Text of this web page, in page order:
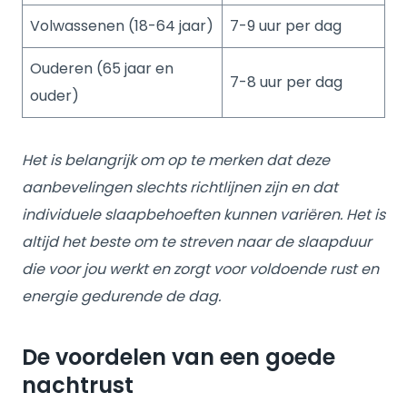
Volwassenen (18-64 jaar) 7-9 uur per dag
Ouderen (65 jaar en
ouder)
7-8 uur per dag
Het is belangrijk om op te merken dat deze
aanbevelingen slechts richtlijnen zijn en dat
individuele slaapbehoeften kunnen variëren. Het is
altijd het beste om te streven naar de slaapduur
die voor jou werkt en zorgt voor voldoende rust en
energie gedurende de dag.
De voordelen van een goede
nachtrust